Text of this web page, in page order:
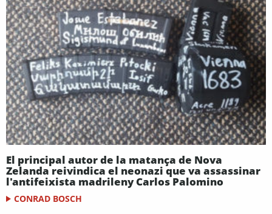
El principal autor de la matança de Nova
Zelanda reivindica el neonazi que va assassinar
l'antifeixista madrileny Carlos Palomino
CONRAD BOSCH